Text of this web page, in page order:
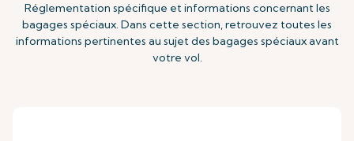
Réglementation spécifique et informations concernant les
bagages spéciaux. Dans cette section, retrouvez toutes les
informations pertinentes au sujet des bagages spéciaux avant
votre vol.